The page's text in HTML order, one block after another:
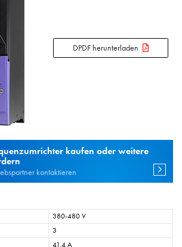
DPDF herunterladen
kaufen oder weitere
kontaktieren
380-480 V
3
41,4 A